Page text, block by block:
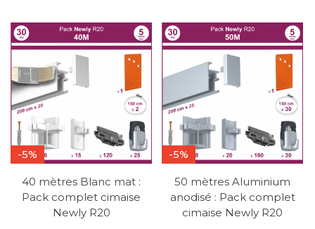
-5%
40 mètres Blanc mat :
Pack complet cimaise
Newly R20
-5%
50 mètres Aluminium
anodisé : Pack complet
cimaise Newly R20